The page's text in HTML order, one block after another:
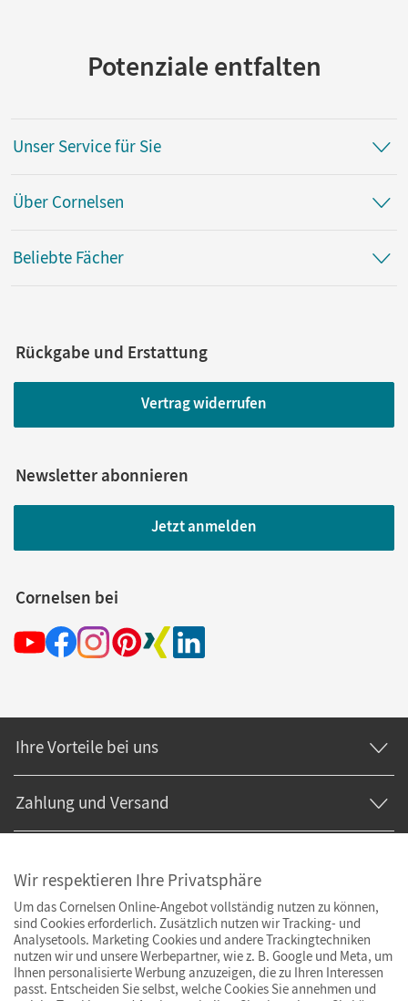
Potenziale entfalten
Unser Service für Sie
Über Cornelsen
Beliebte Fächer
Rückgabe und Erstattung
Vertrag widerrufen
Newsletter abonnieren
Jetzt anmelden
Cornelsen bei
Ihre Vorteile bei uns
Zahlung und Versand
Wir respektieren Ihre Privatsphäre
Um das Cornelsen Online-Angebot vollständig nutzen zu können,
sind Cookies erforderlich. Zusätzlich nutzen wir Tracking- und
Analysetools. Marketing Cookies und andere Trackingtechniken
nutzen wir und unsere Werbepartner, wie z. B. Google und Meta, um
Ihnen personalisierte Werbung anzuzeigen, die zu Ihren Interessen
passt. Entscheiden Sie selbst, welche Cookies Sie annehmen und